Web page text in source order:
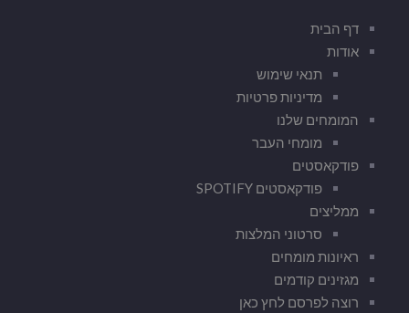
דף הבית
אודות
תנאי שימוש
מדיניות פרטיות
המומחים שלנו
מומחי העבר
פודקאסטים
פודקאסטים SPOTIFY
ממליצים
סרטוני המלצות
ראיונות מומחים
מגזינים קודמים
רוצה לפרסם לחץ כאן